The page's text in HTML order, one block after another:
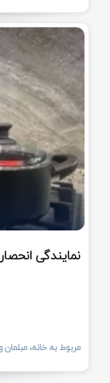
نمایندگی
مربوط به خانه،